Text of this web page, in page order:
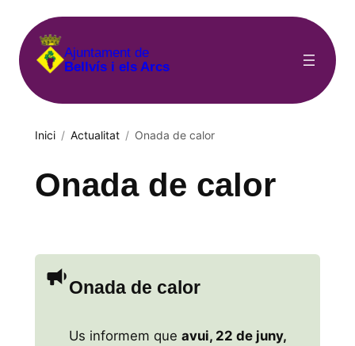
contingut
Ajuntament de
Bellvís i els Arcs
Inici / Actualitat / Onada de calor
Onada de calor
Onada de calor
Us informem queavui, 22 de juny,